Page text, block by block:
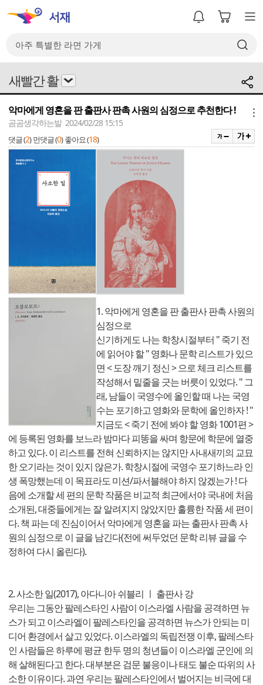
새빨간 활
악마에게 영혼을 판 출판사 판촉 사원의 심정으로 추천한다 !
곰곰생각하는발 2024/02/28 15:15
댓글 (2) 먼댓글 (0) 좋아요 (18)
1. 악마에게 영혼을 판 출판사 판촉 사원의
심정으로
신기하게도 나는 학창시절부터 " 죽기 전
에 읽어야 할 " 영화나 문학 리스트가 있으
면 < 도장 깨기 정신 > 으로 체크 리스트를
작성해서 밑줄을 긋는 버릇이 있었다. " 그
래, 남들이 국영수에 올인할 때 나는 국영
수는 포기하고 영화와 문학에 올인하자 ! "
지금도 < 죽기 전에 봐야 할 영화 1001편 >
에 등록된 영화를 보느라 밤마다 피똥을 싸며 항문에 학문에 열중
하고 있다. 이 리스트를 전혀 신뢰하지는 않지만 사내새끼의 교묘
한 오기라는 것이 있지 않은가. 학창시절에 국영수 포기하느라 인
생 폭망했는데 이 목표라도 미션/파서블해야 하지 않겠는가 ! 다
음에 소개할 세 편의 문학 작품은 비교적 최근에서야 국내에 처음
소개된, 대중들에게는 잘 알려지지 않았지만 훌륭한 작품 세 편이
다. 책 파는 데 진심이어서 악마에게 영혼을 파는 출판사 판촉 사
원의 심정으로 이 글을 남긴다(전에 써두었던 문학 리뷰 글을 수
정하여 다시 올린다).
2. 사소한 일(2017), 아다니아 쉬블리 ㅣ 출판사 강
우리는 그동안 팔레스타인 사람이 이스라엘 사람을 공격하면 뉴
스가 되고 이스라엘이 팔레스타인을 공격하면 뉴스가 안되는 미
디어 환경에서 살고 있었다. 이스라엘의 독립전쟁 이후, 팔레스타
인 사람들은 하루에 평균 한두 명의 청년들이 이스라엘 군인에 의
해 살해된다고 한다. 대부분은 검문 불응이나 태도 불순 따위의 사
소한 이유이다. 과연 우리는 팔레스타인에서 벌어지는 비극에 대